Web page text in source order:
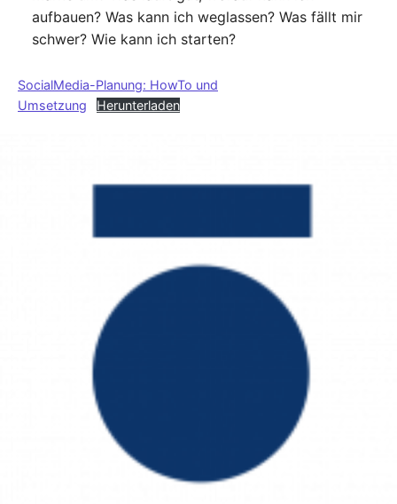
aufbauen? Was kann ich weglassen? Was fällt mir
schwer? Wie kann ich starten?
SocialMedia-Planung: HowTo und
Umsetzung
Herunterladen